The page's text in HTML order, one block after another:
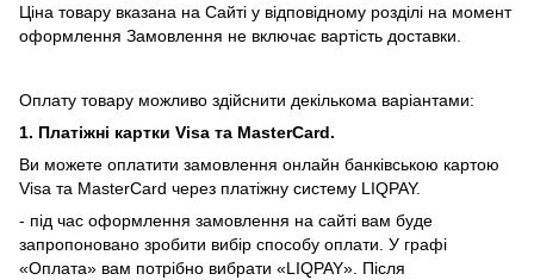
Ціна товару вказана на Сайті у відповідному розділі на момент
оформлення Замовлення не включає вартість доставки.
Оплату товару можливо здійснити декількома варіантами:
1. Платіжні картки Visa та MasterCard.
Ви можете оплатити замовлення онлайн банківською картою
Visa та MasterCard через платіжну систему LIQPAY.
- під час оформлення замовлення на сайті вам буде
запропоновано зробити вибір способу оплати. У графі
«Оплата» вам потрібно вибрати «LIQPAY». Після